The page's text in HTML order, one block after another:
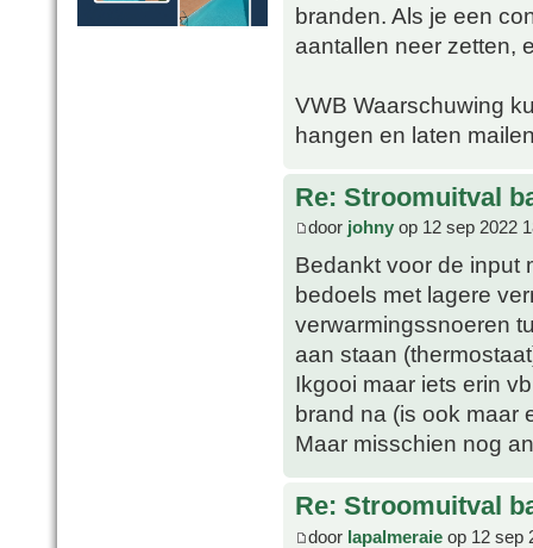
branden. Als je een
aantallen neer zetten,
VWB Waarschuwing
hangen en laten
Re: Stroomuitval
door johny op 12 sep 2022
Bedankt voor de input
bedoels met lagere
verwarmingssnoeren
aan staan
Ikgooi maar iets erin
brand na (is ook maar
Maar misschien nog
Re: Stroomuitval
door lapalmeraie op 12 sep